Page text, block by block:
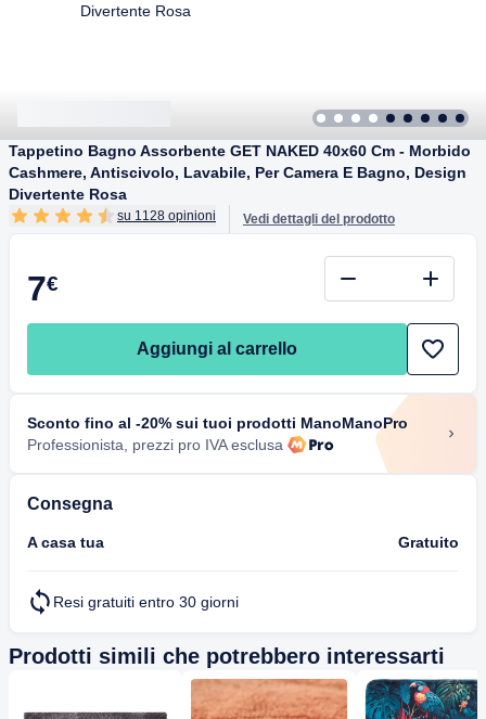
Tappetino Bagno Assorbente GET NAKED 40x60 Cm - Morbido
Cashmere, Antiscivolo, Lavabile, Per Camera E Bagno, Design
Divertente Rosa
su 1128 opinioni Vedi dettagli del prodotto
7€
Aggiungi al carrello
Sconto fino al -20% sui tuoi prodotti ManoManoPro
Professionista, prezzi pro IVA esclusa
Consegna
A casa tua Gratuito
Resi gratuiti entro 30 giorni
Prodotti simili che potrebbero interessarti